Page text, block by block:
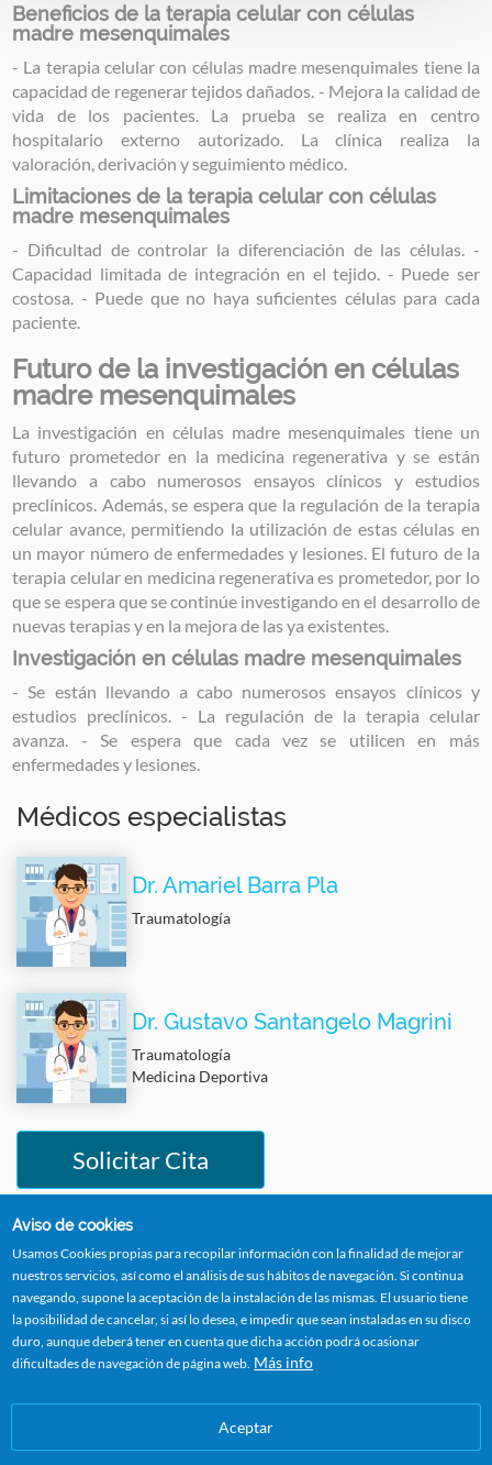
Beneficios de la terapia celular con células
madre mesenquimales
- La terapia celular con células madre mesenquimales tiene la
capacidad de regenerar tejidos dañados. - Mejora la calidad de
vida de los pacientes. La prueba se realiza en centro
hospitalario externo autorizado. La clínica realiza la
valoración, derivación y seguimiento médico.
Limitaciones de la terapia celular con células
madre mesenquimales
- Dificultad de controlar la diferenciación de las células. -
Capacidad limitada de integración en el tejido. - Puede ser
costosa. - Puede que no haya suficientes células para cada
paciente.
Futuro de la investigación en células
madre mesenquimales
La investigación en células madre mesenquimales tiene un
futuro prometedor en la medicina regenerativa y se están
llevando a cabo numerosos ensayos clínicos y estudios
preclínicos. Además, se espera que la regulación de la terapia
celular avance, permitiendo la utilización de estas células en
un mayor número de enfermedades y lesiones. El futuro de la
terapia celular en medicina regenerativa es prometedor, por lo
que se espera que se continúe investigando en el desarrollo de
nuevas terapias y en la mejora de las ya existentes.
Investigación en células madre mesenquimales
- Se están llevando a cabo numerosos ensayos clínicos y
estudios preclínicos. - La regulación de la terapia celular
avanza. - Se espera que cada vez se utilicen en más
enfermedades y lesiones.
Médicos especialistas
Dr. Amariel Barra Pla
Traumatología
Dr. Gustavo Santangelo Magrini
Traumatología
Medicina Deportiva
Solicitar Cita
Image
Este proyecto de inversión ha sido cofinanciado por el IVACE
en el marco del Plan ARA EMPRESES 2025.
Aviso de cookies
Usamos Cookies propias para recopilar información con la finalidad de mejorar
nuestros servicios, así como el análisis de sus hábitos de navegación. Si continua
navegando, supone la aceptación de la instalación de las mismas. El usuario tiene
la posibilidad de cancelar, si así lo desea, e impedir que sean instaladas en su disco
duro, aunque deberá tener en cuenta que dicha acción podrá ocasionar
dificultades de navegación de página web. Más info
Aceptar